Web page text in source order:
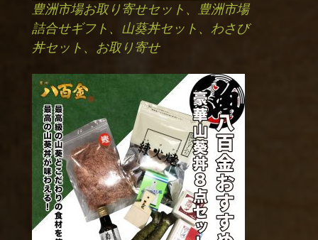
豊洲市場お取り寄せセット、豊洲市場
詰合せギフト、山葵丼セット、わさび
丼セット、お取り寄せ